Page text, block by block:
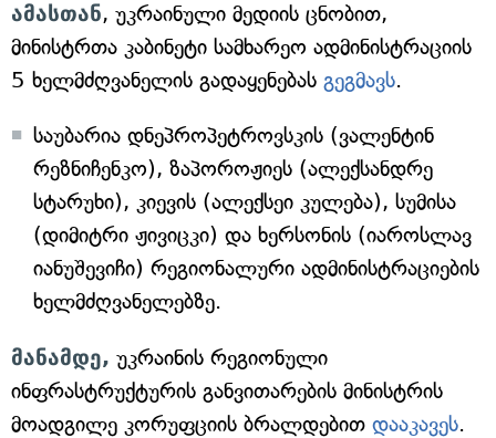
ამასთან, უკრაინული მედიის ცნობით,
მინისტრთა კაბინეტი სამხარეო ადმინისტრაციის
5 ხელმძღვანელის გადაყენებას გეგმავს.
საუბარია დნეპროპეტროვსკის (ვალენტინ
რეზნიჩენკო), ზაპოროჟიეს (ალექსანდრე
სტარუხი), კიევის (ალექსეი კულება), სუმისა
(დიმიტრი ჟივიცკი) და ხერსონის (იაროსლავ
იანუშევიჩი) რეგიონალური ადმინისტრაციების
ხელმძღვანელებზე.
მანამდე, უკრაინის რეგიონული
ინფრასტრუქტურის განვითარების მინისტრის
მოადგილე კორუფციის ბრალდებით დააკავეს.